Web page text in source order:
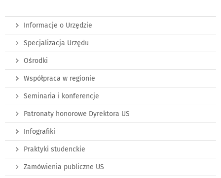
Informacje o Urzędzie
Specjalizacja Urzędu
Ośrodki
Współpraca w regionie
Seminaria i konferencje
Patronaty honorowe Dyrektora US
Infografiki
Praktyki studenckie
Zamówienia publiczne US